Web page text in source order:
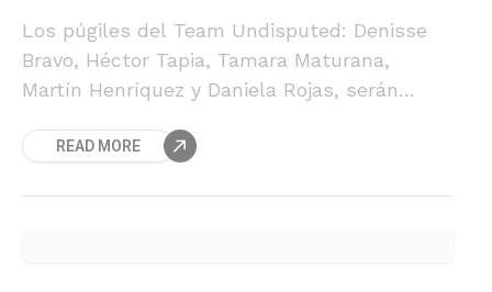
Los púgiles del Team Undisputed: Denisse
Bravo, Héctor Tapia, Tamara Maturana,
Martín Henríquez y Daniela Rojas, serán
Barrios" que organiza el embajador de la
READ MORE